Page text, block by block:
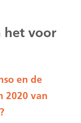
het voor
en de
2020 van